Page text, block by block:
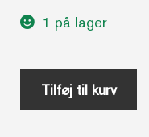
1 på lager
Porsche
Tilføj til kurv